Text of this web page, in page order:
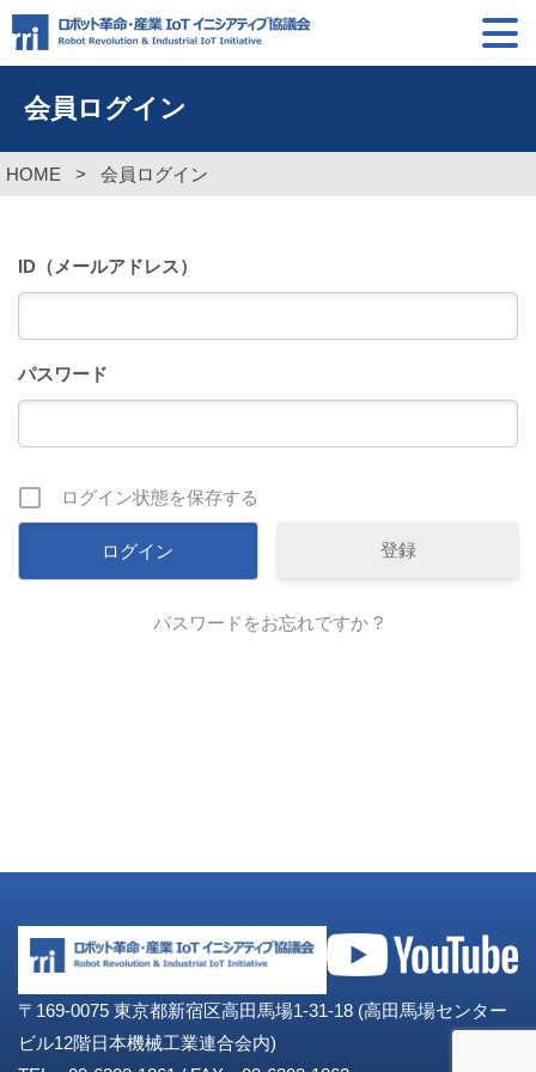
会員ログイン
HOME > 会員ログイン
ID（メールアドレス）
パスワード
ログイン状態を保存する
登録
パスワードをお忘れですか ?
〒169-0075 東京都新宿区高田馬場1-31-18 (高田馬場センター
ビル12階日本機械工業連合会内)